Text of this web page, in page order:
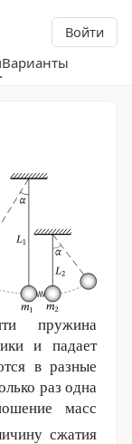
Войти
Варианты
пружина
и падает
в разные
раз одна
масс
сжатия